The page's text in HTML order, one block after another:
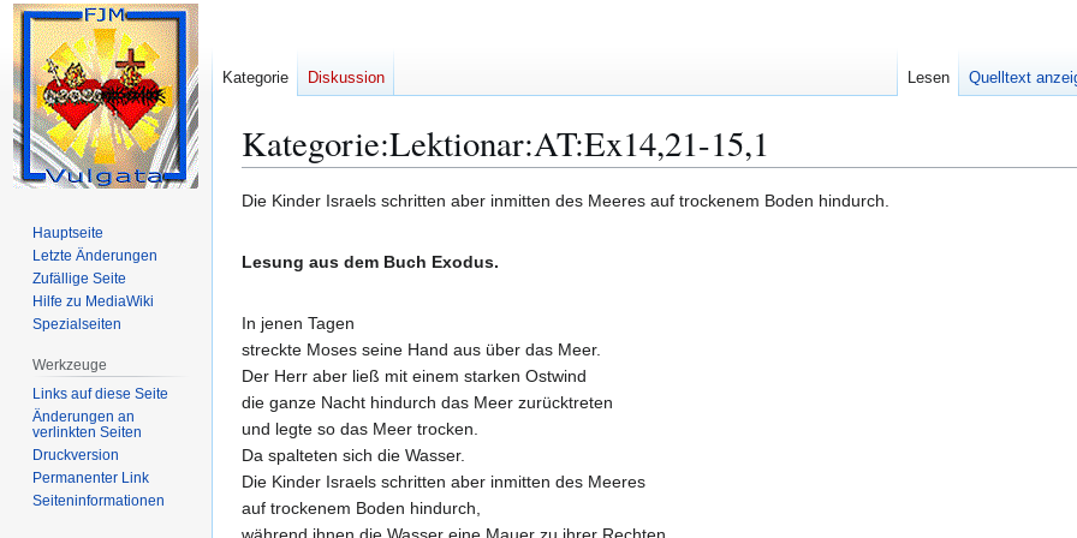
Kategorie:Lektionar:AT:Ex14,21-15,1
Zur
springen
Zur
springen
Die Kinder Israels schritten aber inmitten des Meeres auf trockenem Boden hindurch.
Lesung aus dem Buch Exodus.
In jenen Tagen
streckte Moses seine Hand aus über das Meer.
Der Herr aber ließ mit einem starken Ostwind
die ganze Nacht hindurch das Meer zurücktreten
und legte so das Meer trocken.
Da spalteten sich die Wasser.
Die Kinder Israels schritten aber inmitten des Meeres
auf trockenem Boden hindurch,
Kategorie Diskussion Lesen Quelltext
Hauptseite
Letzte Änderungen
Zufällige Seite
Hilfe zu MediaWiki
Spezialseiten
Werkzeuge
Links auf diese Seite
Änderungen an
verlinkten Seiten
Druckversion
Permanenter Link
Seiten­­informationen